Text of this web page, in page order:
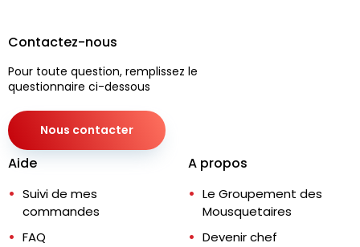
Contactez-nous
Pour toute question, remplissez le
questionnaire ci-dessous
Nous contacter
Aide
Suivi de mes
commandes
FAQ
A propos
Le Groupement des
Mousquetaires
Devenir chef